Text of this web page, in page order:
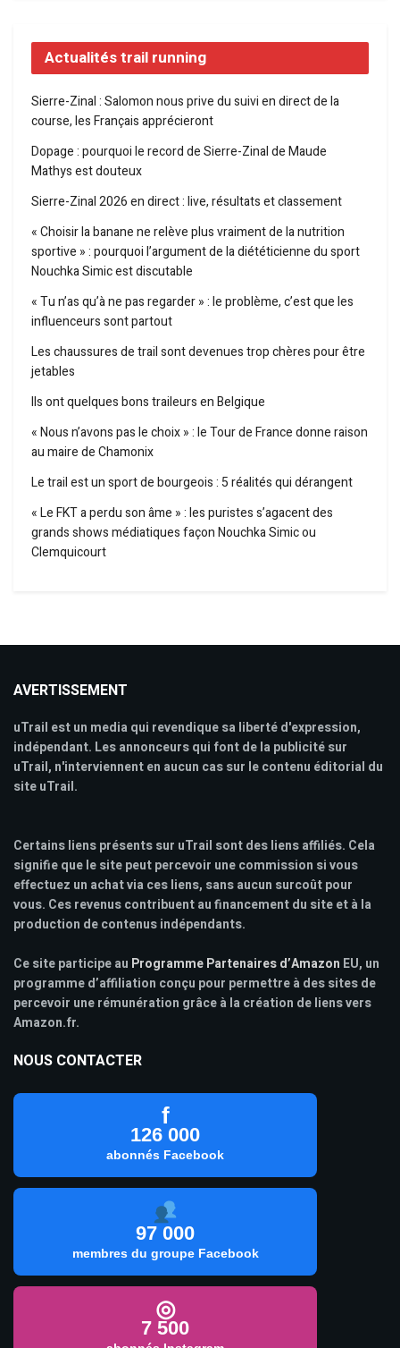
Actualités trail running
Sierre-Zinal : Salomon nous prive du suivi en direct de la
course, les Français apprécieront
Dopage : pourquoi le record de Sierre-Zinal de Maude
Mathys est douteux
Sierre-Zinal 2026 en direct : live, résultats et classement
« Choisir la banane ne relève plus vraiment de la nutrition
sportive » : pourquoi l’argument de la diététicienne du sport
Nouchka Simic est discutable
« Tu n’as qu’à ne pas regarder » : le problème, c’est que les
influenceurs sont partout
Les chaussures de trail sont devenues trop chères pour être
jetables
Ils ont quelques bons traileurs en Belgique
« Nous n’avons pas le choix » : le Tour de France donne raison
au maire de Chamonix
Le trail est un sport de bourgeois : 5 réalités qui dérangent
« Le FKT a perdu son âme » : les puristes s’agacent des
grands shows médiatiques façon Nouchka Simic ou
Clemquicourt
AVERTISSEMENT
uTrail est un media qui revendique sa liberté d'expression,
indépendant. Les annonceurs qui font de la publicité sur
uTrail, n'interviennent en aucun cas sur le contenu éditorial du
site uTrail.
Certains liens présents sur uTrail sont des liens affiliés. Cela
signifie que le site peut percevoir une commission si vous
effectuez un achat via ces liens, sans aucun surcoût pour
vous. Ces revenus contribuent au financement du site et à la
production de contenus indépendants.
Ce site participe au Programme Partenaires d’Amazon EU, un
programme d’affiliation conçu pour permettre à des sites de
percevoir une rémunération grâce à la création de liens vers
Amazon.fr.
NOUS CONTACTER
f
126 000
abonnés Facebook
97 000
membres du groupe Facebook
◎
7 500